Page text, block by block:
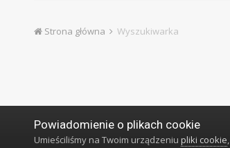
Strona główna Wyszukiwarka
Powiadomienie o plikach cookie
Umieściliśmy na Twoim urządzeniu pliki cookie